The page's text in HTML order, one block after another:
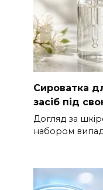
Сироватка
засіб під
Догляд за
набором